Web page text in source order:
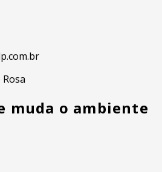
muda o ambiente